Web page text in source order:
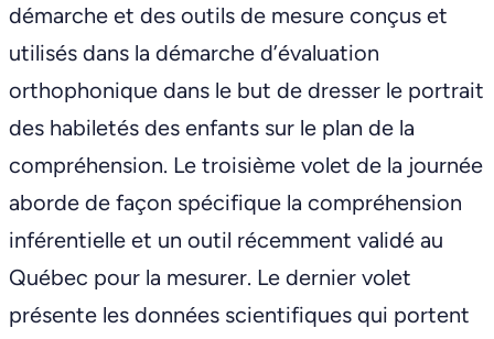
démarche et des outils de mesure conçus et
utilisés dans la démarche d’évaluation
orthophonique dans le but de dresser le portrait
des habiletés des enfants sur le plan de la
compréhension. Le troisième volet de la journée
aborde de façon spécifique la compréhension
inférentielle et un outil récemment validé au
Québec pour la mesurer. Le dernier volet
présente les données scientifiques qui portent